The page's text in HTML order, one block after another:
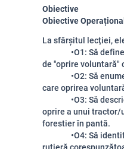
Obiective
Obiective
La sfârșitul lecției,
•O1: Să
de "oprire voluntară"
•O2: Să
care oprirea
•O3: Să
oprire a unui tractor/
forestier în pantă.
•O4: Să